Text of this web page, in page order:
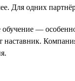
Для одних
—
наставник.